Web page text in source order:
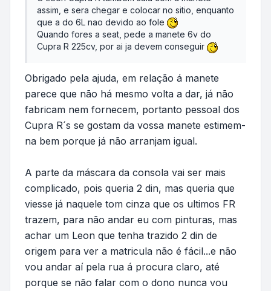
assim, e sera chegar e colocar no sitio, enquanto
que a do 6L nao devido ao fole
Quando fores a seat, pede a manete 6v do
Cupra R 225cv, por ai ja devem conseguir
Obrigado pela ajuda, em relação á manete
parece que não há mesmo volta a dar, já não
fabricam nem fornecem, portanto pessoal dos
Cupra R´s se gostam da vossa manete estimem-
na bem porque já não arranjam igual.
A parte da máscara da consola vai ser mais
complicado, pois queria 2 din, mas queria que
viesse já naquele tom cinza que os ultimos FR
trazem, para não andar eu com pinturas, mas
achar um Leon que tenha trazido 2 din de
origem para ver a matricula não é fácil...e não
vou andar aí pela rua á procura claro, até
porque se não falar com o dono nunca vou